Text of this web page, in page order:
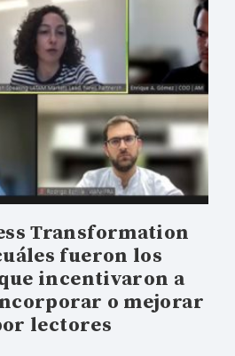
Transformation
fueron los
incentivaron a
o mejorar
lectores